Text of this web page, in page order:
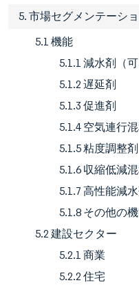
5. 市場セグメンテーシ
5.1 機能
5.1.1 減水剤（可
5.1.2 遅延剤
5.1.3 促進剤
5.1.4 空気連行
5.1.5 粘度調整剤
5.1.6 収縮低減
5.1.7 高性能減
5.1.8 その他の
5.2 建設セクター
5.2.1 商業
5.2.2 住宅